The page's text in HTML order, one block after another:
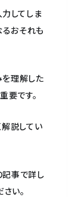
してしま
おそれも
理解した
要です。
説してい
事で詳し
い。